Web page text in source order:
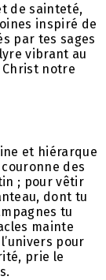
de sainteté,
inspiré de
par tes sages
vibrant au
notre
et hiérarque
des
; pour vêtir
dont tu
tu
mainte
pour
prie le